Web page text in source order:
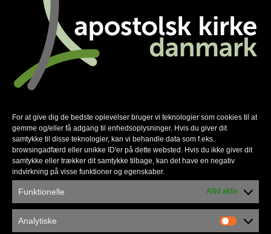
For at give dig de bedste oplevelser bruger vi teknologier som cookies til at
gemme og/eller få adgang til enhedsoplysninger. Hvis du giver dit
samtykke til disse teknologier, kan vi behandle data som f.eks.
browsingadfærd eller unikke ID'er på dette websted. Hvis du ikke giver dit
samtykke eller trækker dit samtykke tilbage, kan det have en negativ
indvirkning på visse funktioner og egenskaber.
Funktionelle Altid aktiv
Analytiske
Københavns Frikirke flytter ind i
Vandværket